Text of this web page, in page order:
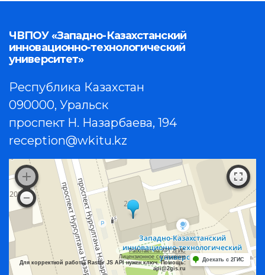
ЧВПОУ «Западно-Казахстанский
инновационно-технологический
университет»
Республика Казахстан
090000, Уральск
проспект Н. Назарбаева, 194
reception@wkitu.kz
Работает на API 2ГИС
Лицензионное соглашение
Для корректной работы Raster JS API нужен ключ. Помощь:
api@2gis.ru
Доехать с 2ГИС